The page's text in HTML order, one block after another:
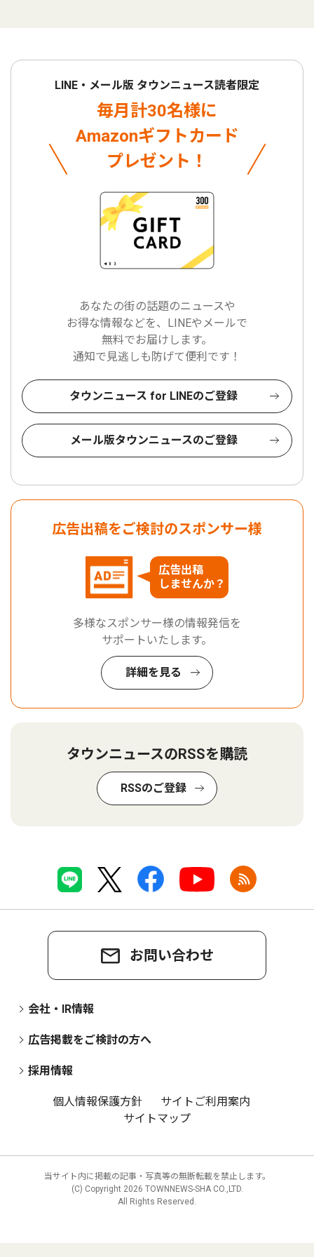
LINE・メール版 タウンニュース読者限定
毎月計30名様に
Amazonギフトカード
プレゼント！
あなたの街の話題のニュースや
お得な情報などを、LINEやメールで
無料でお届けします。
通知で見逃しも防げて便利です！
タウンニュース for LINEのご登録
メール版タウンニュースのご登録
広告出稿をご検討のスポンサー様
広告出稿
しませんか？
多様なスポンサー様の情報発信を
サポートいたします。
詳細を見る
タウンニュースのRSSを購読
RSSのご登録
お問い合わせ
会社・IR情報
広告掲載をご検討の方へ
採用情報
個人情報保護方針
サイトご利用案内
サイトマップ
当サイト内に掲載の記事・写真等の無断転載を禁止します。
(C) Copyright 2026 TOWNNEWS-SHA CO.,LTD.
All Rights Reserved.